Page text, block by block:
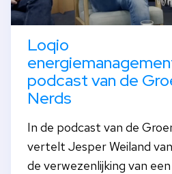
Loqio
podcast van de
Nerds
In de podcast van de
vertelt Jesper Weiland
de verwezenlijking van